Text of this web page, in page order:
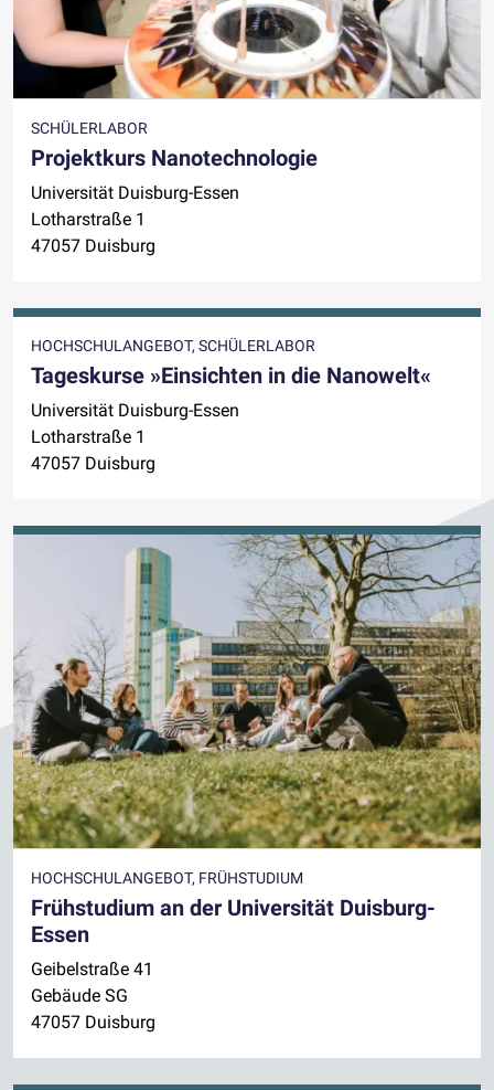
SCHÜLERLABOR
Projektkurs Nanotechnologie
Universität Duisburg-Essen
Lotharstraße 1
47057 Duisburg
HOCHSCHULANGEBOT, SCHÜLERLABOR
Tageskurse »Einsichten in die Nanowelt«
Universität Duisburg-Essen
Lotharstraße 1
47057 Duisburg
HOCHSCHULANGEBOT, FRÜHSTUDIUM
Frühstudium an der Universität Duisburg-
Essen
Geibelstraße 41
Gebäude SG
47057 Duisburg